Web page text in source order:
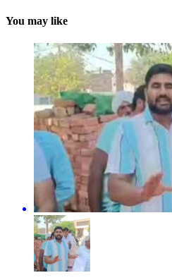
You may like